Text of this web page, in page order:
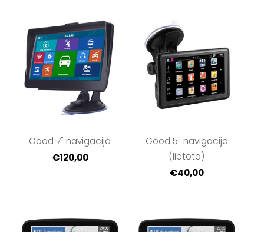
Good 7" navigācija
€120,00
Good 5" navigācija
(lietota)
€40,00